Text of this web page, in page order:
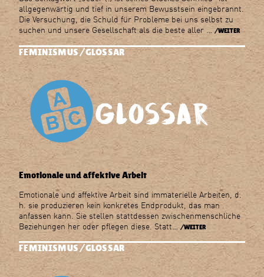
allgegenwärtig und tief in unserem Bewusstsein eingebrannt.
Die Versuchung, die Schuld für Probleme bei uns selbst zu
suchen und unsere Gesellschaft als die beste aller … /WEITER
FEMINISMUS GLOSSAR
Emotionale und affektive Arbeit
Emotionale und affektive Arbeit sind immaterielle Arbeiten, d.
h. sie produzieren kein konkretes Endprodukt, das man
anfassen kann. Sie stellen stattdessen zwischenmenschliche
Beziehungen her oder pflegen diese. Statt…
/WEITER
FEMINISMUS GLOSSAR